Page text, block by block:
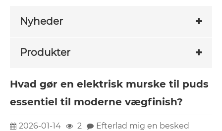
Nyheder
Produkter
Hvad gør en elektrisk murske til puds
essentiel til moderne vægfinish?
2026-01-14 2
Efterlad mig en besked